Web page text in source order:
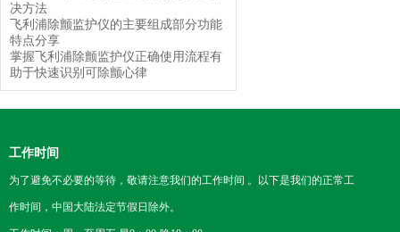
决方法
飞利浦除颤监护仪的主要组成部分功能
特点分享
掌握飞利浦除颤监护仪正确使用流程有
助于快速识别可除颤心律
工作时间
为了避免不必要的等待，敬请注意我们的工作时间 。以下是我们的正常工
作时间，中国大陆法定节假日除外。